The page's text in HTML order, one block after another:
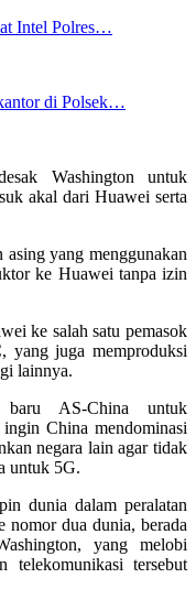
Intel Polres…
di Polsek…
Washington untuk
akal dari Huawei serta
asing yang menggunakan
ke Huawei tanpa izin
ke salah satu pemasok
yang juga memproduksi
lainnya.
baru AS-China untuk
China mendominasi
negara lain agar tidak
untuk 5G.
dunia dalam peralatan
nomor dua dunia, berada
yang melobi
telekomunikasi tersebut